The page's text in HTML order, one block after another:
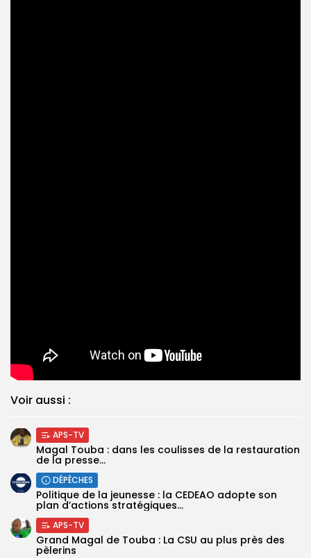
Voir aussi :
APS-TV
Magal Touba : dans les coulisses de la restauration
de la presse...
DÉPÊCHES
Politique de la jeunesse : la CEDEAO adopte son
plan d’actions stratégiques...
APS-TV
Grand Magal de Touba : La CSU au plus près des
pèlerins